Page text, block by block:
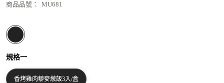
商品品號 ： MU681
規格一
香烤雞肉藜麥燉飯3入/盒